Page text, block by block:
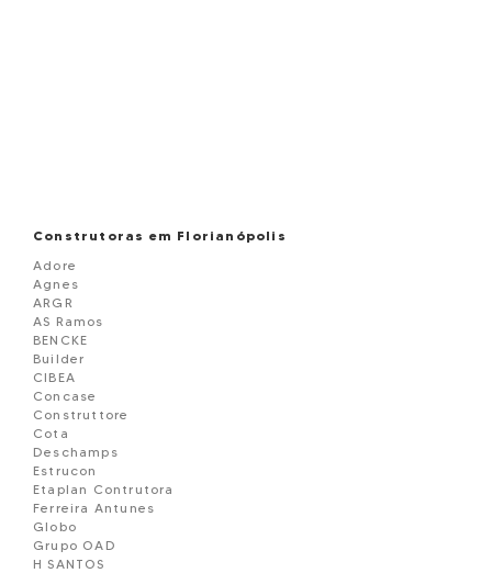
Construtoras em Florianópolis
Adore
Agnes
ARGR
AS Ramos
BENCKE
Builder
CIBEA
Concase
Construttore
Cota
Deschamps
Estrucon
Etaplan Contrutora
Ferreira Antunes
Globo
Grupo OAD
H SANTOS